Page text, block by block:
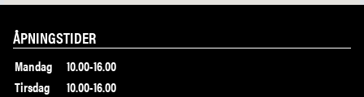
ÅPNINGSTIDER
Mandag
10.00-16.00
Tirsdag
10.00-16.00